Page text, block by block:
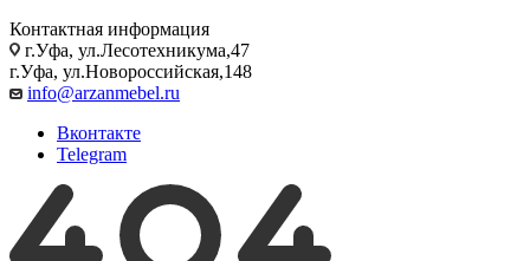
Контактная информация
г.Уфа, ул.Лесотехникума,47
г.Уфа, ул.Новороссийская,148
info@arzanmebel.ru
Вконтакте
Telegram